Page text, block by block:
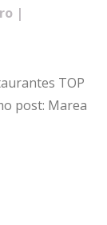
|
TOP
post: Marea